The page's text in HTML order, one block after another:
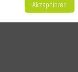
Akzeptieren